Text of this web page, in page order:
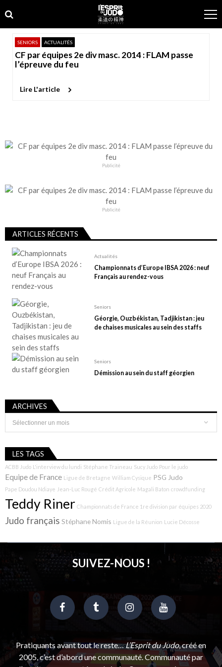
to
navigation
to
content
SENIORS ACTUALITÉS
CF par équipes 2e div masc. 2014 : FLAM passe
l’épreuve du feu
Lire L'article
Publicité
Publicité
ARTICLES RÉCENTS
Actualités
Championnats d’Europe IBSA 2026 : neuf
Français au rendez-vous
Seniors
Géorgie, Ouzbékistan, Tadjikistan : jeu
de chaises musicales au sein des staffs
Seniors
Démission au sein du staff géorgien
ARCHIVES
Archives
LES TAGS
ACBB Judo L'interview du lundi Stéphane Traineau Sucy Judo Pour le judo
Equipe de France Ligue de Bretagne William Cysique PSG Judo
Pape Doudou Ndiaye Jean-Luc Rougé Crédit Agricole Magali Baton crowdfunding
Teddy Riner Championnats de France 1re division par équipes 2020
Judo français Stéphane Nomis Ligue de la Réunion Lucie Décosse
SUIVEZ-NOUS !
Pratiquants avant tout le reste…L’Esprit du Judo, créé en
2005, c’est d’abord une communauté. Communauté par